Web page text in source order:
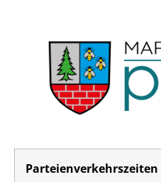
Parteienverkehrszeiten